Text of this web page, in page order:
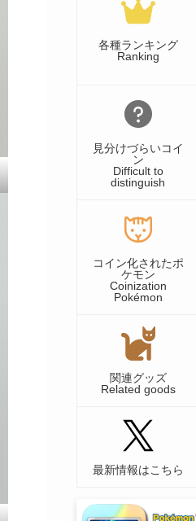
各種ランキング
Ranking
見分けづらいコイ
ン
Difficult to
distinguish
コイン化されたポ
ケモン
Coinization
Pokémon
関連グッズ
Related goods
最新情報はこちら